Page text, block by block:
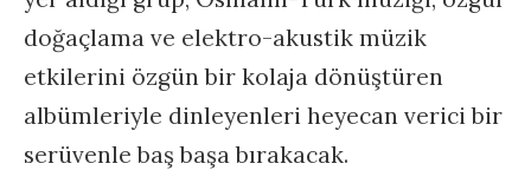
doğaçlama ve elektro-akustik müzik
etkilerini özgün bir kolaja dönüştüren
albümleriyle dinleyenleri heyecan verici bir
serüvenle baş başa bırakacak.